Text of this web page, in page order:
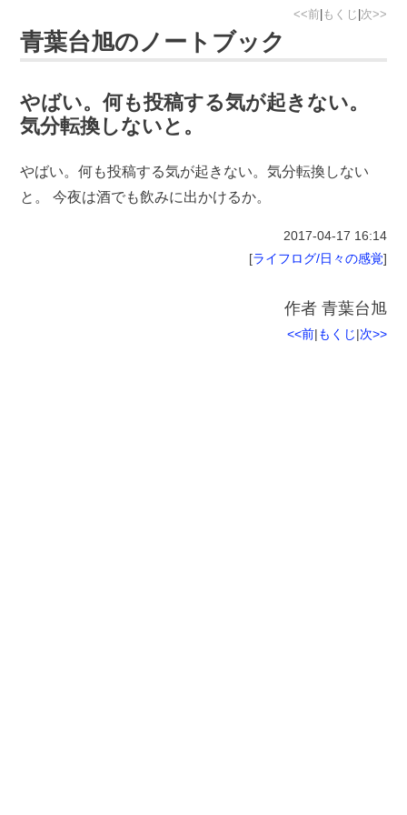
<<前 もくじ 次>>
青葉台旭のノートブック
やばい。何も投稿する気が起きない。
気分転換しないと。
やばい。何も投稿する気が起きない。気分転換しない
と。 今夜は酒でも飲みに出かけるか。
2017-04-17 16:14
[ライフログ/日々の感覚]
作者 青葉台旭
<<前|もくじ|次>>